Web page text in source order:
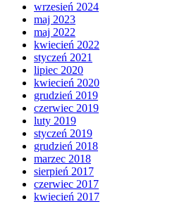
wrzesień 2024
maj 2023
maj 2022
kwiecień 2022
styczeń 2021
lipiec 2020
kwiecień 2020
grudzień 2019
czerwiec 2019
luty 2019
styczeń 2019
grudzień 2018
marzec 2018
sierpień 2017
czerwiec 2017
kwiecień 2017